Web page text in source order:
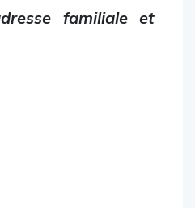
familiale et